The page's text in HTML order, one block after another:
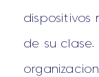
dispositivos
de su clase.